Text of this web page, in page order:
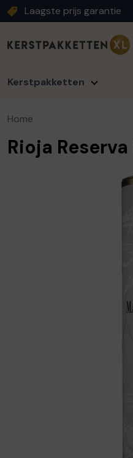
Laagste prijs garantie
Kerstpakketten
Home
Rioja